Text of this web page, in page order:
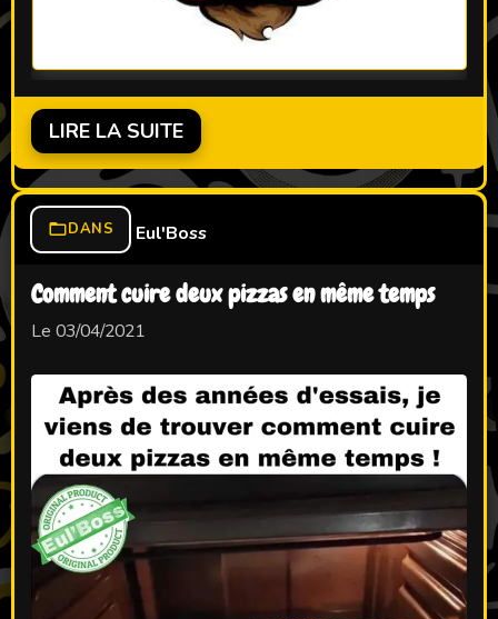
LIRE LA SUITE
DANS Eul'Boss
Comment cuire deux pizzas en même temps
Le 03/04/2021